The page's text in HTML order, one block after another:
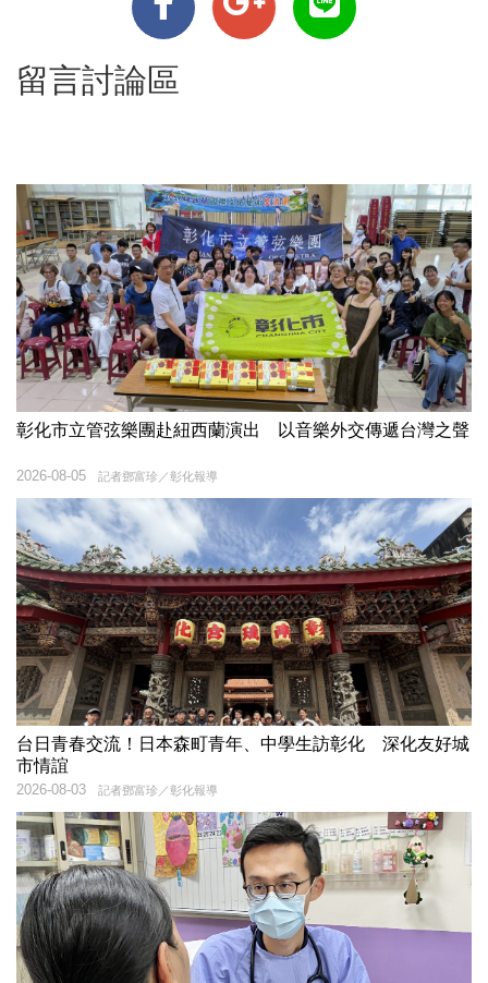
留言討論區
彰化市立管弦樂團赴紐西蘭演出 以音樂外交傳遞台灣之聲
記者鄧富珍／彰化報導
2026-08-05
台日青春交流！日本森町青年、中學生訪彰化 深化友好城
市情誼
記者鄧富珍／彰化報導
2026-08-03